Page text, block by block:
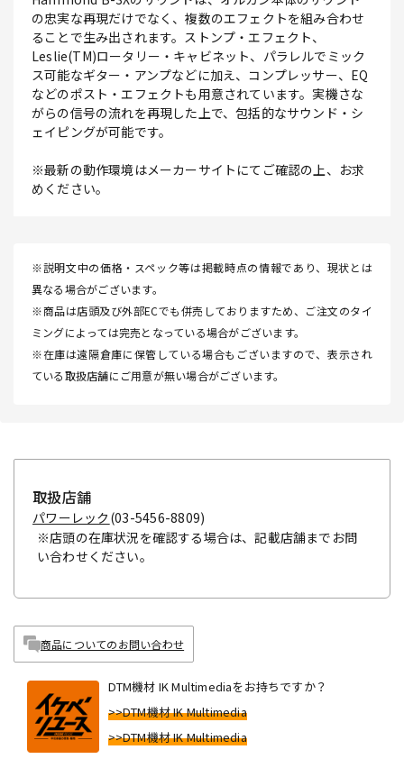
の忠実な再現だけでなく、複数のエフェクトを組み合わせ
ることで生み出されます。ストンプ・エフェクト、
Leslie(TM)ロータリー・キャビネット、パラレルでミック
ス可能なギター・アンプなどに加え、コンプレッサー、EQ
などのポスト・エフェクトも用意されています。実機さな
がらの信号の流れを再現した上で、包括的なサウンド・シ
ェイピングが可能です。
※最新の動作環境はメーカーサイトにてご確認の上、お求
めください。
※説明文中の価格・スペック等は掲載時点の情報であり、現状とは
異なる場合がございます。
※商品は店頭及び外部ECでも併売しておりますため、ご注文のタイ
ミングによっては完売となっている場合がございます。
※在庫は遠隔倉庫に保管している場合もございますので、表示され
ている取扱店舗にご用意が無い場合がございます。
取扱店舗
パワーレック (03-5456-8809)
※店頭の在庫状況を確認する場合は、記載店舗までお問
い合わせください。
商品についてのお問い合わせ
DTM機材 IK Multimediaをお持ちですか？
>>DTM機材 IK Multimedia
>>DTM機材 IK Multimedia